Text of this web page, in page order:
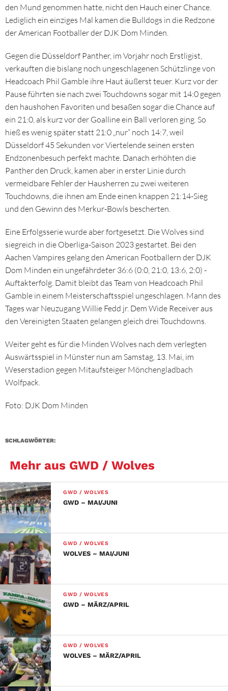
den Mund genommen hatte, nicht den Hauch einer Chance.
Lediglich ein einziges Mal kamen die Bulldogs in die Redzone
der American Footballer der DJK Dom Minden.
Gegen die Düsseldorf Panther, im Vorjahr noch Erstligist,
verkauften die bislang noch ungeschlagenen Schützlinge von
Headcoach Phil Gamble ihre Haut äußerst teuer. Kurz vor der
Pause führten sie nach zwei Touchdowns sogar mit 14:0 gegen
den haushohen Favoriten und besaßen sogar die Chance auf
ein 21:0, als kurz vor der Goalline ein Ball verloren ging. So
hieß es wenig später statt 21:0 „nur“ noch 14:7, weil
Düsseldorf 45 Sekunden vor Viertelende seinen ersten
Endzonenbesuch perfekt machte. Danach erhöhten die
Panther den Druck, kamen aber in erster Linie durch
vermeidbare Fehler der Hausherren zu zwei weiteren
Touchdowns, die ihnen am Ende einen knappen 21:14-Sieg
und den Gewinn des Merkur-Bowls bescherten.
Eine Erfolgsserie wurde aber fortgesetzt. Die Wolves sind
siegreich in die Oberliga-Saison 2023 gestartet. Bei den
Aachen Vampires gelang den American Footballern der DJK
Dom Minden ein ungefährdeter 36:6 (0:0, 21:0, 13:6, 2:0) -
Auftakterfolg. Damit bleibt das Team von Headcoach Phil
Gamble in einem Meisterschaftsspiel ungeschlagen. Mann des
Tages war Neuzugang Willie Fedd jr. Dem Wide Receiver aus
den Vereinigten Staaten gelangen gleich drei Touchdowns.
Weiter geht es für die Minden Wolves nach dem verlegten
Auswärtsspiel in Münster nun am Samstag, 13. Mai, im
Weserstadion gegen Mitaufsteiger Mönchengladbach
Wolfpack.
Foto: DJK Dom Minden
SCHLAGWÖRTER:
Mehr aus GWD / Wolves
GWD / WOLVES
GWD – MAI/JUNI
GWD / WOLVES
WOLVES – MAI/JUNI
GWD / WOLVES
GWD – MÄRZ/APRIL
GWD / WOLVES
WOLVES – MÄRZ/APRIL